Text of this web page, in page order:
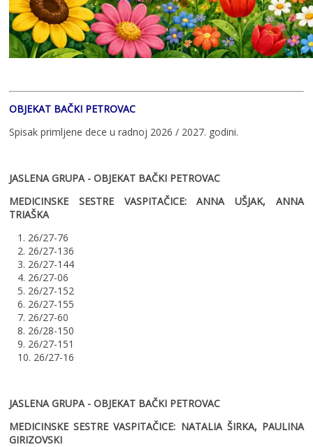
OBJEKAT BAČKI PETROVAC
Spisak primljene dece u radnoj 2026 / 2027. godini.
JASLENA GRUPA - OBJEKAT BAČKI PETROVAC
MEDICINSKE SESTRE VASPITAČICE: ANNA UŠJAK, ANNA
TRIAŠKA
1. 26/27-76
2. 26/27-136
3. 26/27-144
4. 26/27-06
5. 26/27-152
6. 26/27-155
7. 26/27-60
8. 26/28-150
9. 26/27-151
10. 26/27-16
JASLENA GRUPA - OBJEKAT BAČKI PETROVAC
MEDICINSKE SESTRE VASPITAČICE: NATALIA ŠIRKA, PAULINA
GIRIZOVSKI